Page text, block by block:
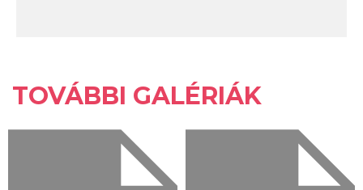
TOVÁBBI GALÉRIÁK